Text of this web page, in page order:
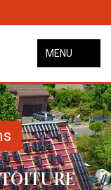
MENU